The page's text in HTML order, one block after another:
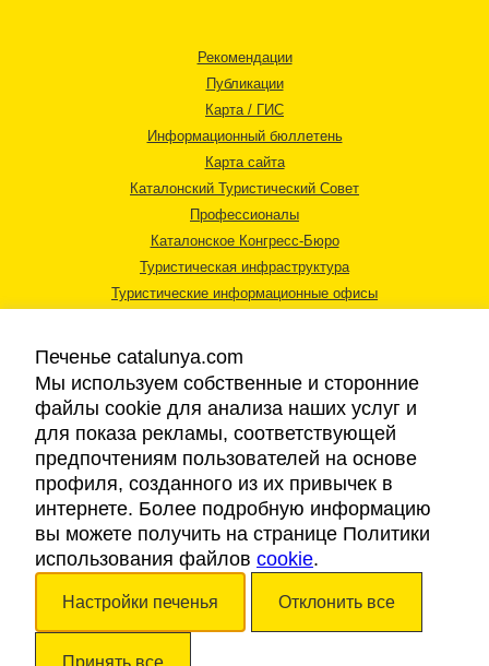
Рекомендации
Публикации
Карта / ГИС
Информационный бюллетень
Карта сайта
Каталонский Туристический Совет
Профессионалы
Каталонское Конгресс-Бюро
Туристическая инфраструктура
Туристические информационные офисы
Правовая информация
Cookies
Доступность
Авторские права © 2026. Каталонский Туристический Совет. Все права
Печенье catalunya.com
Мы используем собственные и сторонние
файлы cookie для анализа наших услуг и
для показа рекламы, соответствующей
предпочтениям пользователей на основе
профиля, созданного из их привычек в
интернете. Более подробную информацию
вы можете получить на странице Политики
использования файлов cookie.
Настройки печенья Отклонить все
Принять все